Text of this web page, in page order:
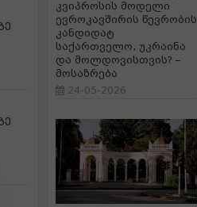
კვიპროსის მოდელი
ევროკავშირის წევრობის
კანდიდატ
საქართველო, უკრაინა
და მოლდოვისთვის? –
მოსაზრება
24-05-2026